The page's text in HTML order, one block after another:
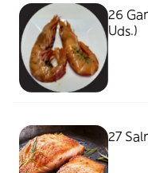
26
Uds.)
27